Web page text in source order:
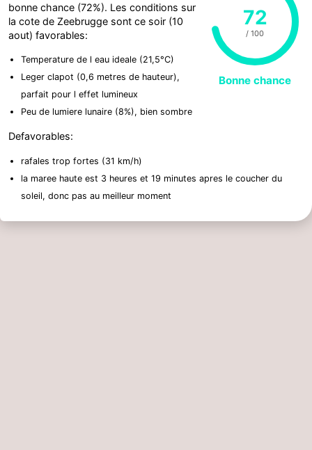
72
/ 100
Bonne chance
bonne chance (72%). Les conditions sur
la cote de Zeebrugge sont ce soir (10
aout) favorables:
Temperature de l eau ideale (21,5°C)
Leger clapot (0,6 metres de hauteur),
parfait pour l effet lumineux
Peu de lumiere lunaire (8%), bien sombre
Defavorables:
rafales trop fortes (31 km/h)
la maree haute est 3 heures et 19 minutes apres le coucher du
soleil, donc pas au meilleur moment